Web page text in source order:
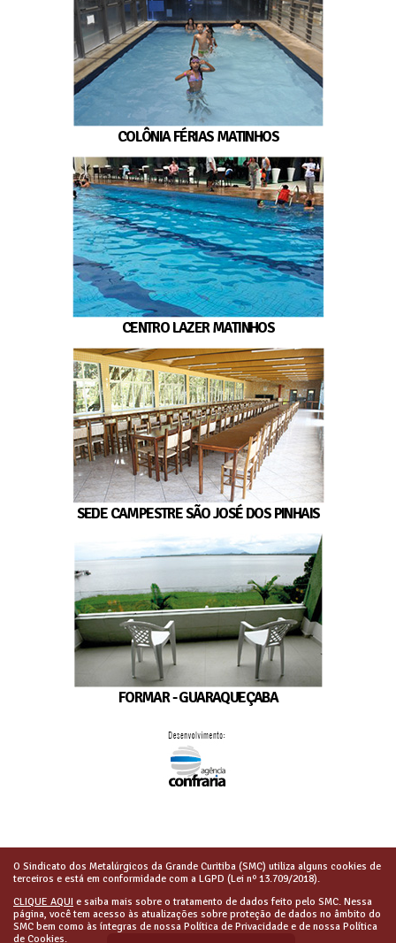
COLÔNIA FÉRIAS MATINHOS
CENTRO LAZER MATINHOS
SEDE CAMPESTRE SÃO JOSÉ DOS PINHAIS
FORMAR - GUARAQUEÇABA
O Sindicato dos Metalúrgicos da Grande Curitiba (SMC) utiliza alguns cookies de
terceiros e está em conformidade com a LGPD (Lei nº 13.709/2018).
CLIQUE AQUI e saiba mais sobre o tratamento de dados feito pelo SMC. Nessa
página, você tem acesso às atualizações sobre proteção de dados no âmbito do
SMC bem como às íntegras de nossa Política de Privacidade e de nossa Política
de Cookies.